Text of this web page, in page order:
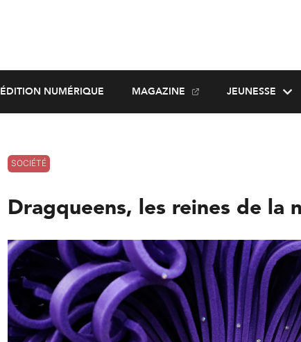
ÉDITION NUMÉRIQUE MAGAZINE JEUNESSE
SOCIÉTÉ
Dragqueens, les reines de la